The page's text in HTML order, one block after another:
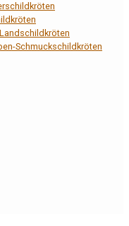
Schmuckschildkröten